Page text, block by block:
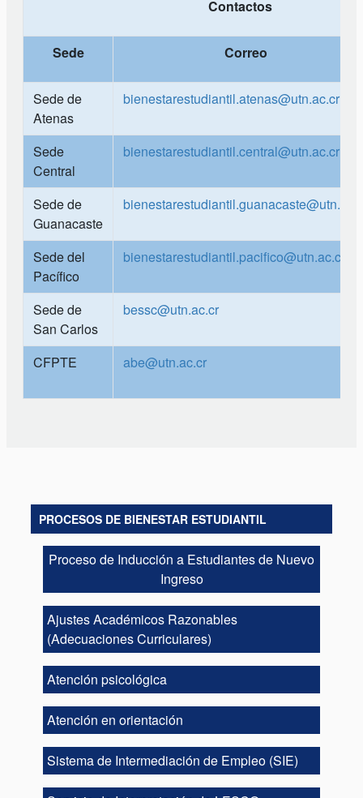
Contactos
Sede Correo
Sede de
Atenas
bienestarestudiantil.atenas@utn.ac.cr
Sede
Central
bienestarestudiantil.central@utn.ac.cr
Sede de
Guanacaste
Sede del
Pacífico
bienestarestudiantil.pacifico@utn.ac.cr
Sede de
San Carlos
bessc@utn.ac.cr
CFPTE abe@utn.ac.cr
PROCESOS DE BIENESTAR ESTUDIANTIL
Proceso de Inducción a Estudiantes de Nuevo
Ingreso
Ajustes Académicos Razonables
(Adecuaciones Curriculares)
Atención psicológica
Atención en orientación
Sistema de Intermediación de Empleo (SIE)